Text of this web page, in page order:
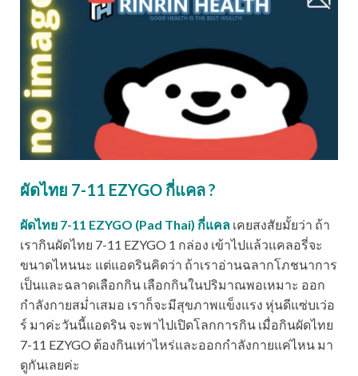
ผัดไทย 7-11 EZYGO กี่แคล ?
ผัดไทย 7-11 EZYGO (Pad Thai) กี่แคล เคยสงสัยมั้ยว่า ถ้า
เรากินผัดไทย 7-11 EZYGO 1 กล่อง เข้าไปแล้วแคลอรี่จะ
ขนาดไหนนะ แต่แอดรินคิดว่า ถ้าเราอ่านฉลากโภชนาการ
เป็นและฉลาดเลือกกิน เลือกกินในปริมาณพอเหมาะ ออก
กำลังกายสม่ำเสมอ เราก็จะมีสุขภาพแข็งแรง หุ่นดีแซ่บเว่อ
ร์ มาค่ะวันนี้แอดริน จะพาไปเปิดโลกการกิน เมื่อกินผัดไทย
7-11 EZYGO ต้องกินเท่าไหร่และออกกำลังกายแค่ไหน มา
ดูกันเลยค่ะ